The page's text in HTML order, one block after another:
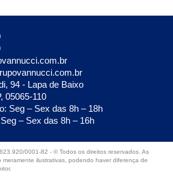
94 - Lapa de Baixo
05065-110
Seg – Sex das 8h – 18h
– Sex das 8h – 16h
0001-82 - © Todos os direitos reservados. As
ilustrativas, podendo haver diferença de